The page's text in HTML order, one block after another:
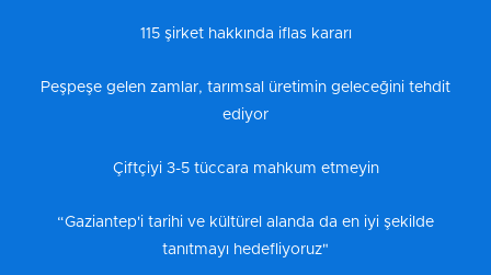
115 şirket hakkında iflas kararı
Peşpeşe gelen zamlar, tarımsal üretimin geleceğini tehdit
ediyor
Çiftçiyi 3-5 tüccara mahkum etmeyin
“Gaziantep'i tarihi ve kültürel alanda da en iyi şekilde
tanıtmayı hedefliyoruz"